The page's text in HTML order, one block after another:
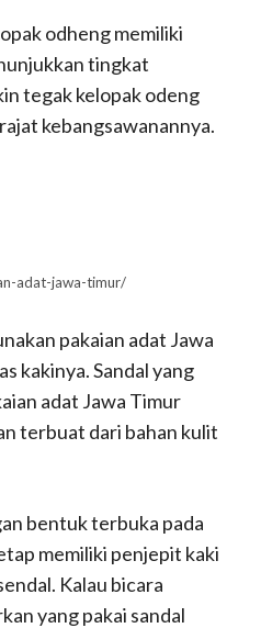
odheng memiliki
tingkat
tegak kelopak odeng
kebangsawanannya.
adat-jawa-timur/
pakaian adat Jawa
kakinya. Sandal yang
adat Jawa Timur
terbuat dari bahan kulit
bentuk terbuka pada
memiliki penjepit kaki
Kalau bicara
yang pakai sandal